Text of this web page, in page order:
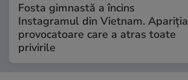
Fosta gimnastă a încins
Instagramul din Vietnam. Apariția
provocatoare care a atras toate
privirile